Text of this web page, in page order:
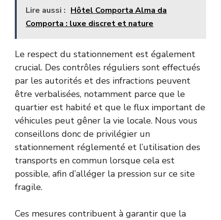
Lire aussi : Hôtel Comporta Alma da
Comporta : luxe discret et nature
Le respect du stationnement est également
crucial. Des contrôles réguliers sont effectués
par les autorités et des infractions peuvent
être verbalisées, notamment parce que le
quartier est habité et que le flux important de
véhicules peut gêner la vie locale. Nous vous
conseillons donc de privilégier un
stationnement réglementé et l’utilisation des
transports en commun lorsque cela est
possible, afin d’alléger la pression sur ce site
fragile.
Ces mesures contribuent à garantir que la